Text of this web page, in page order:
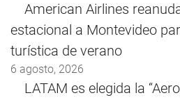
American Airlines
estacional a Montevideo
turística de verano
6 agosto, 2026
LATAM es elegida la